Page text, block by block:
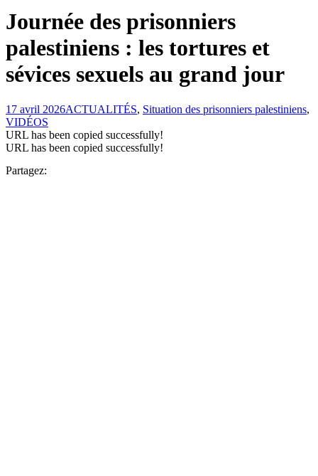
Journée des prisonniers
palestiniens : les tortures et
sévices sexuels au grand jour
17 avril 2026ACTUALITÉS, Situation des prisonniers palestiniens,
VIDÉOS
URL has been copied successfully!
URL has been copied successfully!
Partagez: